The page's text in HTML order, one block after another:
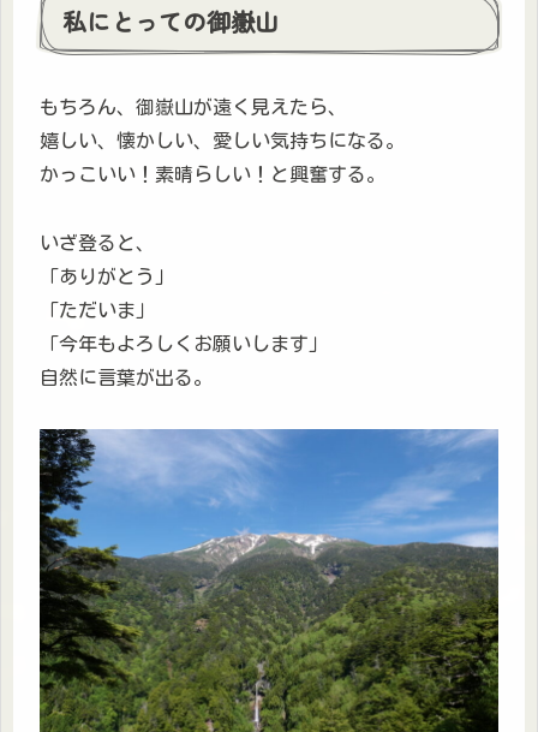
私にとっての御嶽山
もちろん、御嶽山が遠く見えたら、
嬉しい、懐かしい、愛しい気持ちになる。
かっこいい！素晴らしい！と興奮する。
いざ登ると、
「ありがとう」
「ただいま」
「今年もよろしくお願いします」
自然に言葉が出る。